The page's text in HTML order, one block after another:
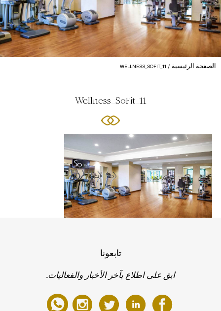
الصفحة الرئيسية WELLNESS_SOFIT_11
Wellness_SoFit_11
تابعونا
ابق على اطلاع بآخر الأخبار والفعاليات.